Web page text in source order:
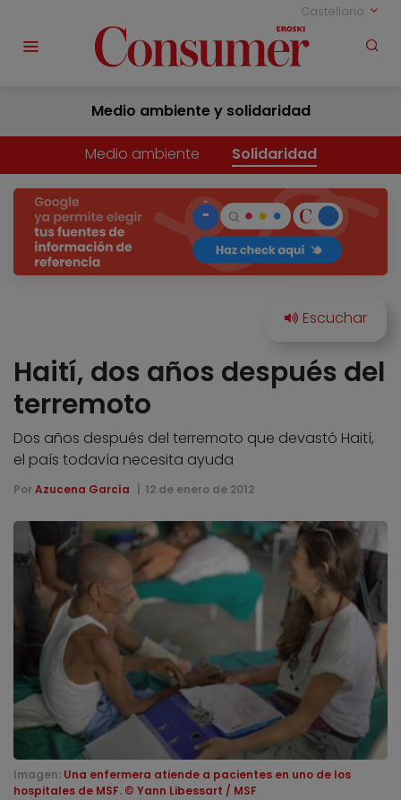
Castellano
Medio ambiente y solidaridad
Medio ambiente Solidaridad
Haití, dos años después del
terremoto
Dos años después del terremoto que devastó Haití,
el país todavía necesita ayuda
Por Azucena García 12 de enero de 2012
Imagen: Una enfermera atiende a pacientes en uno de los
hospitales de MSF. © Yann Libessart / MSF